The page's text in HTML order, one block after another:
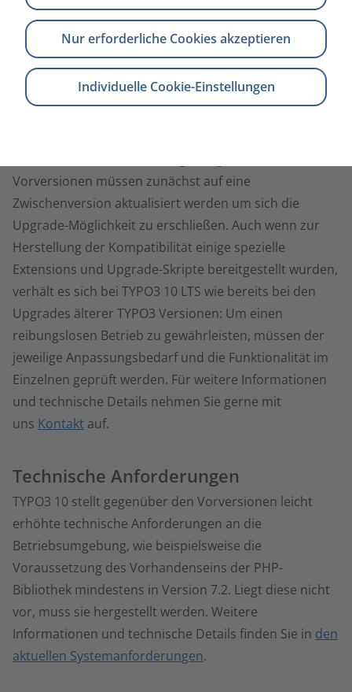
mehr zu TYPO3-Upgrades
Upgrades und Support
Vorversionen müssen zunächst auf eine
Zwischenversion aktualisiert werden um sich die
Upgrade-Möglichkeit zu erschließen. Auch wenn zur
Herstellung der Kompatibilität einige spezielle
Extensions und Upgrade-Skripte bereitgestellt wurden,
verhält es sich bei TYPO3 10 LTS wie bereits bei den
Upgrades älterer TYPO3 Versionen: Um einen
reibungslosen Betrieb zu gewährleisten, müssen der
jeweilige Anpassungsbedarf und die Funktionalität im
Einzelnen geprüft werden. Für weitere Informationen
und technische Details nehmen Sie gerne mit
uns Kontakt auf.
Technische Anforderungen
TYPO3 10 stellt gegenüber den Vorversionen leicht
erhöhte technische Anforderungen an die
Betriebsumgebung, wie beispielsweise die
Voraussetzung des Vorhandenseins der PHP-
Bibliothek mindestens in Version 7.2. Liegt diese nicht
vor, muss sie hergestellt werden. Weitere
Informationen und technische Details finden Sie in den
aktuellen Systemanforderungen.
Nur erforderliche Cookies akzeptieren
Individuelle Cookie-Einstellungen